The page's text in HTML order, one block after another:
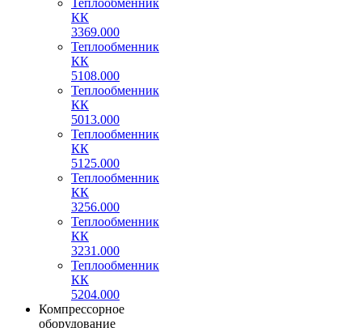
Теплообменник
КК
3369.000
Теплообменник
КК
5108.000
Теплообменник
КК
5013.000
Теплообменник
КК
5125.000
Теплообменник
КК
3256.000
Теплообменник
КК
3231.000
Теплообменник
КК
5204.000
Компрессорное
оборудование